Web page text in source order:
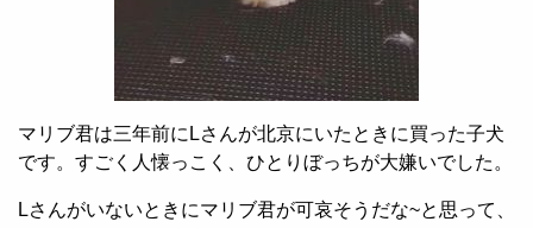
マリブ君は三年前に Lさんが北京にいたときに買った子犬
です。すごく人懐っこく、ひとりぼっちが大嫌いでした。
Lさんがいないときにマリブ君が可哀そうだな~と思って、